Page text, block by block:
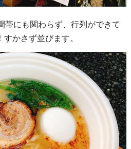
帯にも関わらず、行列ができて
かさず並びます。